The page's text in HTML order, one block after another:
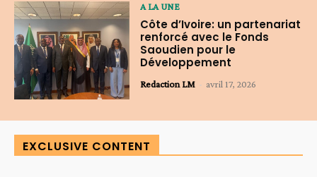
A LA UNE
Côte d’Ivoire: un partenariat
renforcé avec le Fonds
Saoudien pour le
Développement
Redaction LM - avril 17, 2026
EXCLUSIVE CONTENT